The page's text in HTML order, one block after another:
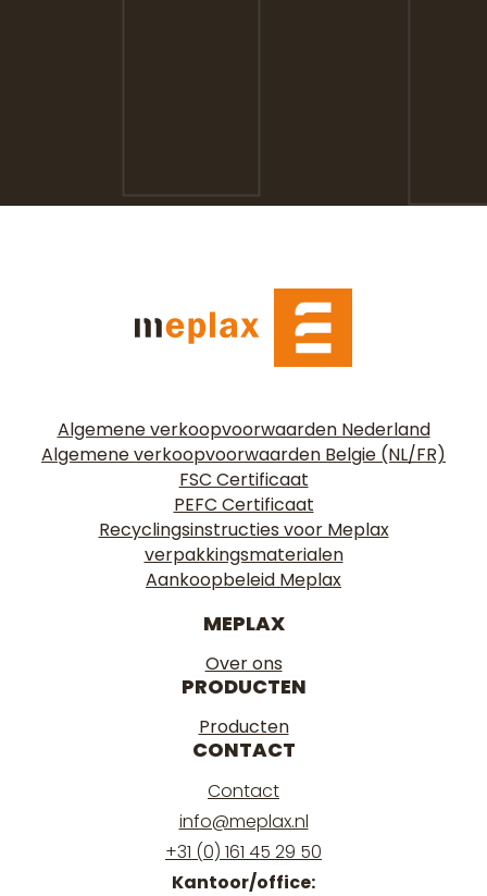
Algemene verkoopvoorwaarden Nederland
Algemene verkoopvoorwaarden Belgie (NL/FR)
FSC Certificaat
PEFC Certificaat
Recyclingsinstructies voor Meplax
verpakkingsmaterialen
Aankoopbeleid Meplax
MEPLAX
Over ons
PRODUCTEN
Producten
CONTACT
Contact
info@meplax.nl
+31 (0) 161 45 29 50
Kantoor/office: